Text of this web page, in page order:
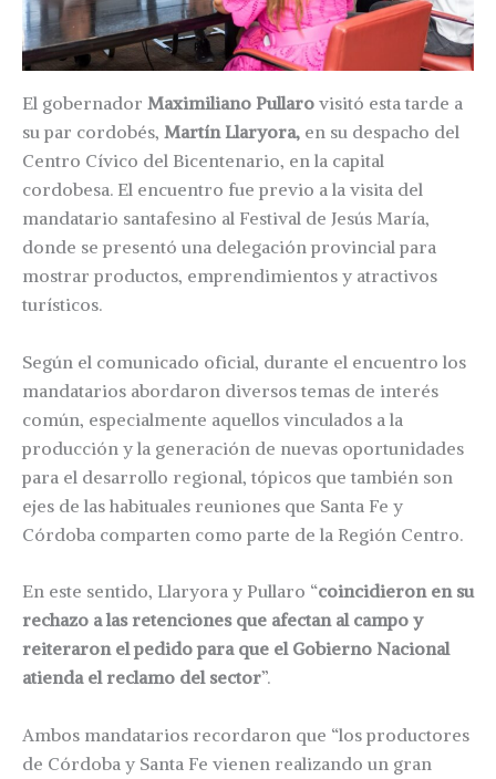
El gobernador Maximiliano Pullaro visitó esta tarde a
su par cordobés, Martín Llaryora, en su despacho del
Centro Cívico del Bicentenario, en la capital
cordobesa. El encuentro fue previo a la visita del
mandatario santafesino al Festival de Jesús María,
donde se presentó una delegación provincial para
mostrar productos, emprendimientos y atractivos
turísticos.
Según el comunicado oficial, durante el encuentro los
mandatarios abordaron diversos temas de interés
común, especialmente aquellos vinculados a la
producción y la generación de nuevas oportunidades
para el desarrollo regional, tópicos que también son
ejes de las habituales reuniones que Santa Fe y
Córdoba comparten como parte de la Región Centro.
En este sentido, Llaryora y Pullaro “coincidieron en su
rechazo a las retenciones que afectan al campo y
reiteraron el pedido para que el Gobierno Nacional
atienda el reclamo del sector”.
Ambos mandatarios recordaron que “los productores
de Córdoba y Santa Fe vienen realizando un gran